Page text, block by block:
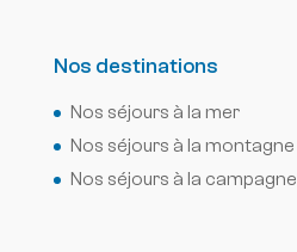
Nos destinations
Nos séjours à la mer
Nos séjours à la montagne
Nos séjours à la campagne